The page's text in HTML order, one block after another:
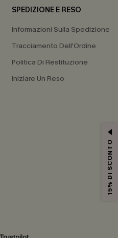
SPEDIZIONE E RESO
Informazioni Sulla Spedizione
Tracciamento Dell'Ordine
Politica Di Restituzione
Iniziare Un Reso
15% DI SCONTO